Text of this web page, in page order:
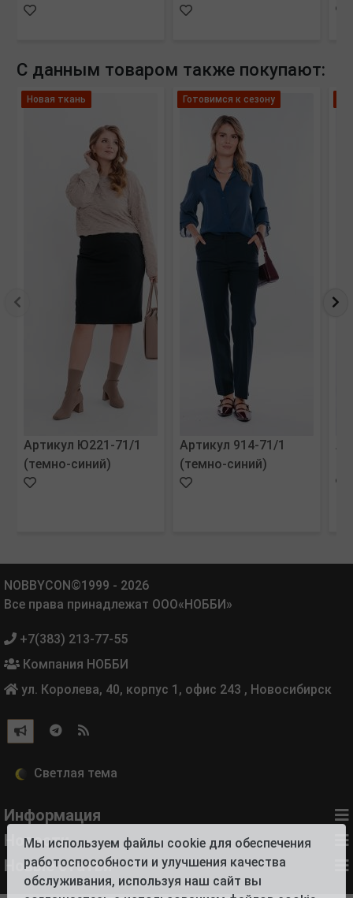
С данным товаром также покупают:
Новая ткань
Артикул Ю221-71/1
(темно-синий)
Готовимся к сезону
Артикул 914-71/1
(темно-синий)
NOBBYCON©1999 - 2026
Все права принадлежат ООО«НОББИ»
+7(383) 213-77-55
Компания НОББИ
ул. Королева, 40, корпус 1, офис 243 , Новосибирск
Информация
Новости
Новые статьи
Мы используем файлы cookie для обеспечения
работоспособности и улучшения качества
обслуживания, используя наш сайт вы